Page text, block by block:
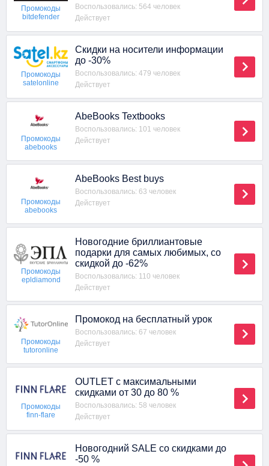
Промокоды
bitdefender
Воспользовались: 564 человек
Действует
Промокоды
satelonline
Скидки на носители информации
до -30%
Воспользовались: 479 человек
Действует
Промокоды
abebooks
AbeBooks Textbooks
Воспользовались: 101 человек
Действует
Промокоды
abebooks
AbeBooks Best buys
Воспользовались: 63 человек
Действует
Промокоды
epldiamond
Новогодние бриллиантовые
подарки для самых любимых, со
скидкой до -62%
Воспользовались: 110 человек
Действует
Промокоды
tutoronline
Промокод на бесплатный урок
Воспользовались: 67 человек
Действует
Промокоды
finn-flare
OUTLET с максимальными
скидками от 30 до 80 %
Воспользовались: 58 человек
Действует
Новогодний SALE со скидками до
-50 %